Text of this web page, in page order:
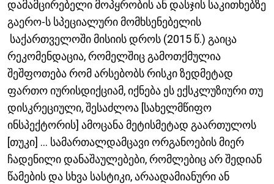
დამამცირებელი მოპყრობის ან დასჯის საკითხებზე
გაერო-ს სპეციალური მომხსენებელის
საქართველოში მისიის დროს (2015 წ.) გაიცა
რეკომენდაცია, რომელშიც გამოთქმულია
შეშფოთება რომ არსებობს რისკი ზედმეტად
ფართო იურისდიქციამ, იქნება ეს ექსკლუზიური თუ
დისკრეციული, შესაძლოა [სახელმწიფო
ინსპექტორის] ამოცანა მეტისმეტად გაართულოს
[თუკი] ... სამართალდამცავი ორგანოების მიერ
ჩადენილი დანაშაულებები, რომლებიც არ შედიან
წამების და სხვა სასტიკი, არაადამიანური ან